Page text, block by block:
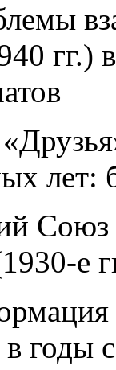
гг.)
лет:
Союз
е
годы